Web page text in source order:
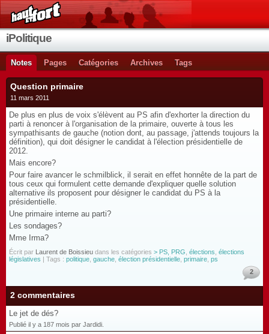
iPolitique
Notes Pages Catégories Archives Tags
Question primaire
11 mars 2011
De plus en plus de voix s'élèvent au PS afin d'exhorter la direction du
parti à renoncer à l'organisation de la primaire, ouverte à tous les
sympathisants de gauche (notion dont, au passage, j'attends toujours la
définition), qui doit désigner le candidat à l'élection présidentielle de
2012.
Mais encore?
Pour faire avancer le schmilblick, il serait en effet honnête de la part de
tous ceux qui formulent cette demande d'expliquer quelle solution
alternative ils proposent pour désigner le candidat du PS à la
présidentielle.
Une primaire interne au parti?
Les sondages?
Mme Irma?
Écrit par Laurent de Boissieu dans les catégories > PS, PRG élections élections
législatives | Tags : politique gauche élection présidentielle primaire ps
2
2 commentaires
Le jet de dés?
Publié il y a 187 mois par Jardidi.